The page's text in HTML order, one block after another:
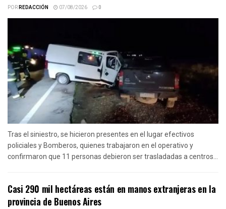
PORREDACCIÓN 07/08/2026 0
Tras el siniestro, se hicieron presentes en el lugar efectivos
policiales y Bomberos, quienes trabajaron en el operativo y
confirmaron que 11 personas debieron ser trasladadas a centros...
Casi 290 mil hectáreas están en manos extranjeras en la
provincia de Buenos Aires